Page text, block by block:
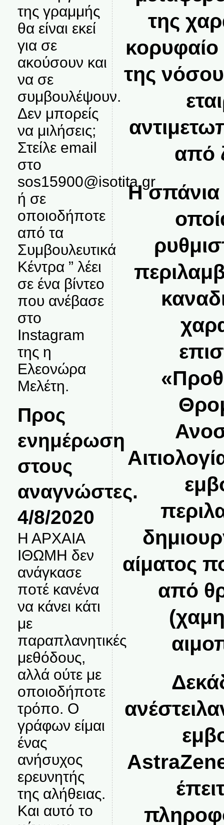
της γραμμής
θα είναι εκεί
για σε
ακούσουν και
να σε
συμβουλέψουν.
Δεν μπορείς
να μιλήσεις;
Στείλε email
στο
sos15900@isotita.gr
ή σε
οποιοδήποτε
από τα
Συμβουλευτικά
Κέντρα ” λέει
σε ένα βίντεο
που ανέβασε
στο
Instagram
της η
Ελεονώρα
Μελέτη.
Προς
ενημέρωση
στους
αναγνώστες.
4/8/2020
Η ΑΡΧΑΙΑ
ΙΘΩΜΗ δεν
ανάγκασε
ποτέ κανένα
να κάνει κάτι
με
παραπλανητικές
μεθόδους,
αλλά ούτε με
οποιοδήποτε
τρόπο. Ο
γράφων είμαι
ένας
ανήσυχος
ερευνητής
της αλήθειας.
Και αυτό το
της
της
από
Η σπάνια
αίματος
από